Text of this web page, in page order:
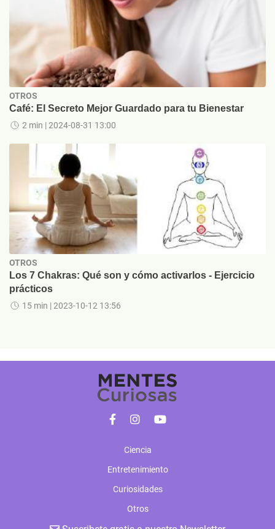
OTROS
Café: El Secreto Mejor Guardado para tu Bienestar
2 min | 2024-08-31 13:00
OTROS
Los 7 Chakras: Qué son y cómo activarlos - Ejercicio
prácticos
15 min | 2023-10-12 13:56
Ciencia
Entretenimiento
Curiosidades
Otros